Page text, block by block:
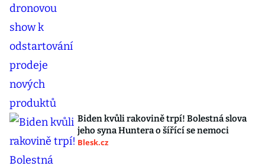
Biden kvůli rakovině trpí! Bolestná slova
jeho syna Huntera o šířící se nemoci
Blesk.cz